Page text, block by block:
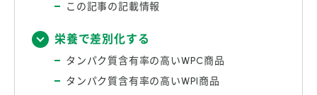
この記事の記載情報
栄養で差別化する
タンパク質含有率の高いWPC商品
タンパク質含有率の高いWPI商品